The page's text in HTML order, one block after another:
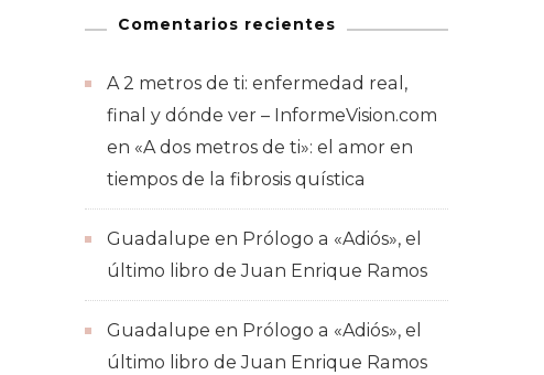
Comentarios recientes
A 2 metros de ti: enfermedad real,
final y dónde ver – InformeVision.com
en «A dos metros de ti»: el amor en
tiempos de la fibrosis quística
Guadalupe en Prólogo a «Adiós», el
último libro de Juan Enrique Ramos
Guadalupe en Prólogo a «Adiós», el
último libro de Juan Enrique Ramos